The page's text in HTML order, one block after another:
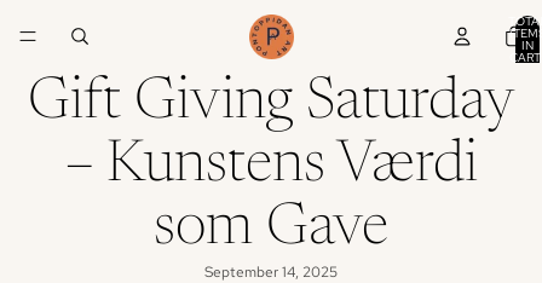
IN
Gift Giving Saturday
– Kunstens Værdi
som Gave
September 14, 2025